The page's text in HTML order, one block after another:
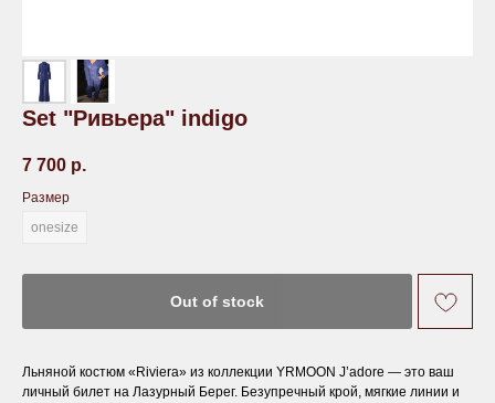
Set "Ривьера" indigo
7 700 р.
Размер
onesize
Out of stock
Льняной костюм «Riviera» из коллекции YRMOON J’adore — это ваш
личный билет на Лазурный Берег. Безупречный крой, мягкие линии и